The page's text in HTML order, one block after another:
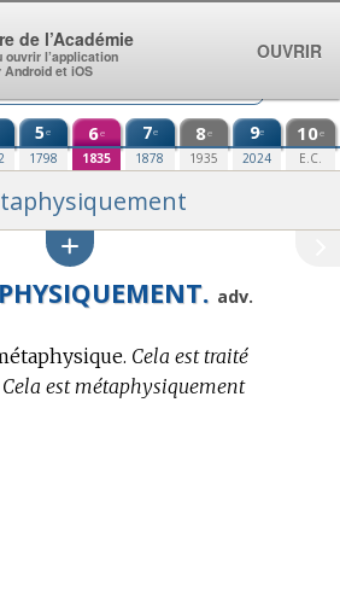
5e
1798
6e
1835
7e
1878
8e
1935
9e
2024
10e
E.C.
adv.
Cela est traité
est métaphysiquement
de l’Académie
ouvrir l’application
et iOS
OUVRIR